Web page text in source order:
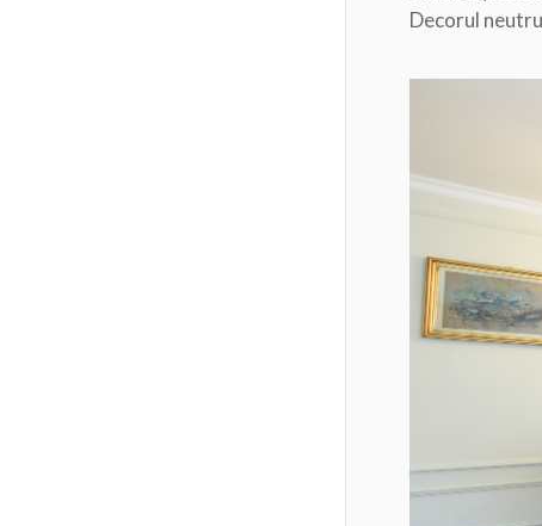
Decorul